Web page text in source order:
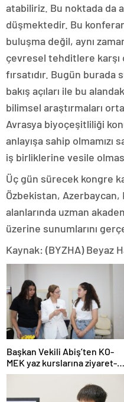
atabiliriz. Bu noktada da
düşmektedir. Bu
buluşma değil, aynı
çevresel tehditlere
fırsatıdır. Bugün burada
bakış açıları ile bu
bilimsel araştırmaları
Avrasya biyoçeşitliliği
anlayışa sahip olmamızı
iş birliklerine vesile
Üç gün sürecek kongre
Özbekistan, Azerbaycan,
alanlarında uzman
üzerine sunumlarını
Kaynak: (BYZHA) Beyaz
Başkan Vekili Abiş’ten KO-
MEK yaz kurslarına ziyaret-
Haber Şafak